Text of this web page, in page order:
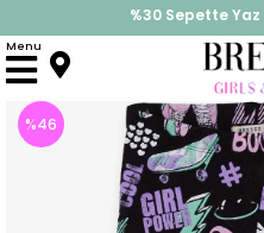
%30 Sepette
İndirimlere ek %10
Menu
Anasayfa Alt Giyim
%46